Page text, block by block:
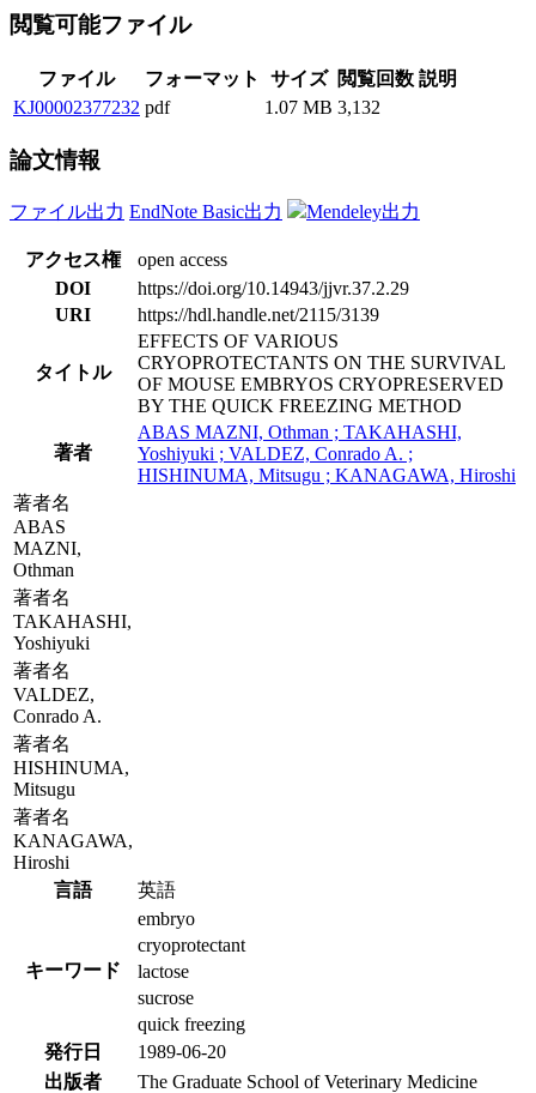
閲覧可能ファイル
ファイル フォーマット サイズ 閲覧回数 説明
KJ00002377232 pdf 1.07 MB 3,132
論文情報
ファイル出力 EndNote Basic出力 Mendeley出力
アクセス権
open access
DOI
https://doi.org/10.14943/jjvr.37.2.29
URI
https://hdl.handle.net/2115/3139
タイトル
EFFECTS OF VARIOUS
CRYOPROTECTANTS ON THE SURVIVAL
OF MOUSE EMBRYOS CRYOPRESERVED
BY THE QUICK FREEZING METHOD
著者
ABAS MAZNI, Othman ; TAKAHASHI,
Yoshiyuki ; VALDEZ, Conrado A. ;
HISHINUMA, Mitsugu ; KANAGAWA, Hiroshi
著者名
ABAS
MAZNI,
Othman
著者名
TAKAHASHI,
Yoshiyuki
著者名
VALDEZ,
Conrado A.
著者名
HISHINUMA,
Mitsugu
著者名
KANAGAWA,
Hiroshi
言語
英語
キーワード
embryo
cryoprotectant
lactose
sucrose
quick freezing
発行日
1989-06-20
出版者
The Graduate School of Veterinary Medicine